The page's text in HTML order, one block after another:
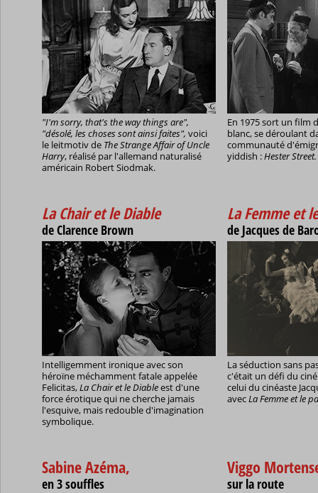
"I'm sorry, that's the way things are",
"désolé, les choses sont ainsi faites", voici
le leitmotiv de The Strange Affair of Uncle
Harry, réalisé par l'allemand naturalisé
américain Robert Siodmak.
En 1975 sort un film
blanc, se déroulant
communauté
yiddish :Hester Street.
La Chair et le Diable
de Clarence Brown
Intelligemment ironique avec son
héroïne méchamment fatale appelée
Felicitas,La Chair et le Diableest d'une
force érotique qui ne cherche jamais
l'esquive, mais redouble d'imagination
symbolique.
La Femme et
de Jacques de
La séduction sans
c'était un défi du
celui du cinéaste
avecLa Femme et le
Sabine Azéma,
en 3 souffles
Viggo
sur la route